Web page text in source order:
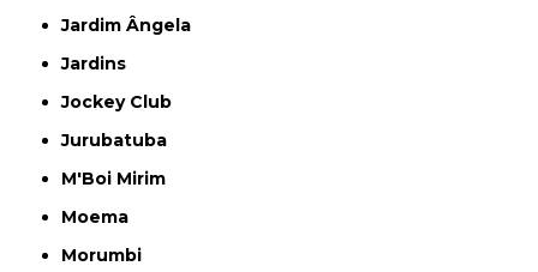
Jardim Ângela
Jardins
Jockey Club
Jurubatuba
M'Boi Mirim
Moema
Morumbi